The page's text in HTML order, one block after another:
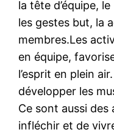
la tête d’équipe,
les gestes but, la
membres.Les
en équipe,
l’esprit en plein
développer les
Ce sont aussi
infléchir et de